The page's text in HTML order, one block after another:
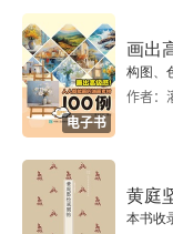
电子书
画出
构图、
作者：
黄庭
本书收